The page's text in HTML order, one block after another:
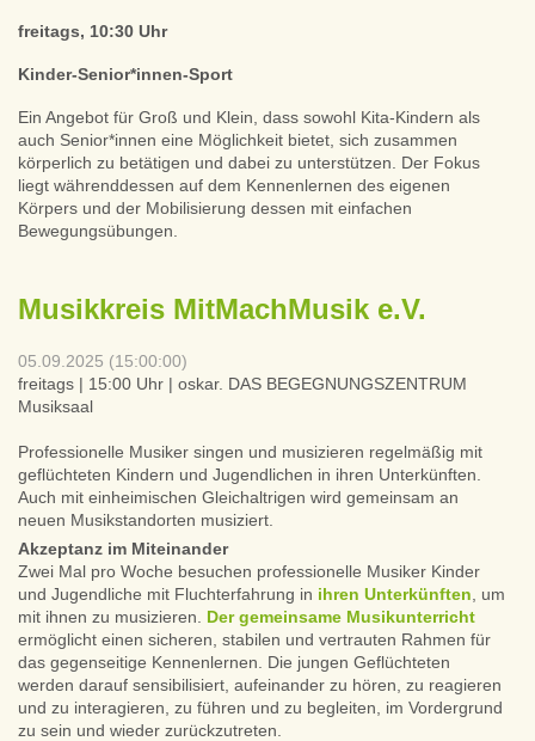
freitags, 10:30 Uhr
Kinder-Senior*innen-Sport
Ein Angebot für Groß und Klein, dass sowohl Kita-Kindern als
auch Senior*innen eine Möglichkeit bietet, sich zusammen
körperlich zu betätigen und dabei zu unterstützen. Der Fokus
liegt währenddessen auf dem Kennenlernen des eigenen
Körpers und der Mobilisierung dessen mit einfachen
Bewegungsübungen.
Musikkreis MitMachMusik e.V.
05.09.2025 (15:00:00)
freitags | 15:00 Uhr | oskar. DAS BEGEGNUNGSZENTRUM
Musiksaal
Professionelle Musiker singen und musizieren regelmäßig mit
geflüchteten Kindern und Jugendlichen in ihren Unterkünften.
Auch mit einheimischen Gleichaltrigen wird gemeinsam an
neuen Musikstandorten musiziert.
Akzeptanz im Miteinander
Zwei Mal pro Woche besuchen professionelle Musiker Kinder
und Jugendliche mit Fluchterfahrung in ihren Unterkünften , um
mit ihnen zu musizieren. Der gemeinsame Musikunterricht
ermöglicht einen sicheren, stabilen und vertrauten Rahmen für
das gegenseitige Kennenlernen. Die jungen Geflüchteten
werden darauf sensibilisiert, aufeinander zu hören, zu reagieren
und zu interagieren, zu führen und zu begleiten, im Vordergrund
zu sein und wieder zurückzutreten.